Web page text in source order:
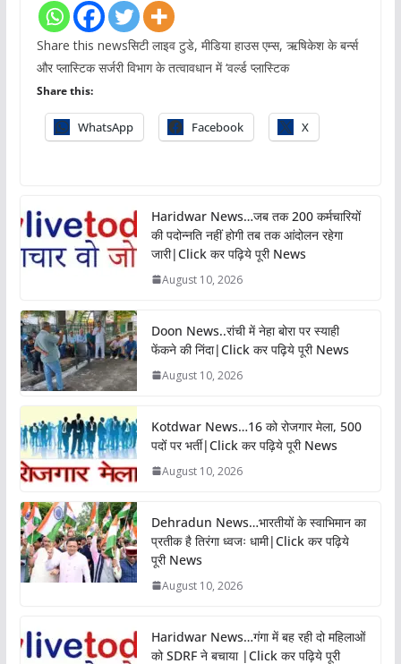
Share this newsसिटी लाइव टुडे, मीडिया हाउस एम्स, ऋषिकेश के बर्न्स
और प्लास्टिक सर्जरी विभाग के तत्वावधान में ‘वर्ल्ड प्लास्टिक
Share this:
WhatsApp Facebook X
Haridwar News…जब तक 200 कर्मचारियों
की पदोन्नति नहीं होगी तब तक आंदोलन रहेगा
जारी|Click कर पढ़िये पूरी News
August 10, 2026
Doon News..रांची में नेहा बोरा पर स्याही
फेंकने की निंदा|Click कर पढ़िये पूरी News
August 10, 2026
Kotdwar News…16 को रोजगार मेला, 500
पदों पर भर्ती|Click कर पढ़िये पूरी News
August 10, 2026
Dehradun News…भारतीयों के स्वाभिमान का
प्रतीक है तिरंगा ध्वजः धामी|Click कर पढ़िये
पूरी News
August 10, 2026
Haridwar News…गंगा में बह रही दो महिलाओं
को SDRF ने बचाया |Click कर पढ़िये पूरी